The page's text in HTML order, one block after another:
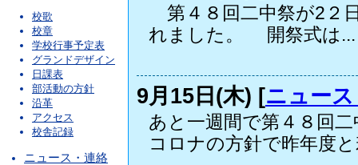
校歌
校章
学校行事予定表
グランドデザイン
日課表
部活動の方針
沿革
アクセス
校舎記録
ニュース・連絡
第４８回二中祭が2２
れました。 開祭式は...
9月15日(木) [ニュー
あと一週間で第４８回
コロナの方針で昨年度